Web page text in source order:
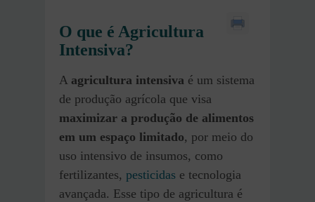
O que é Agricultura
Intensiva?
A agricultura intensiva é um sistema
de produção agrícola que visa
maximizar a produção de alimentos
em um espaço limitado, por meio do
uso intensivo de insumos, como
fertilizantes, pesticidas e tecnologia
avançada. Esse tipo de agricultura é